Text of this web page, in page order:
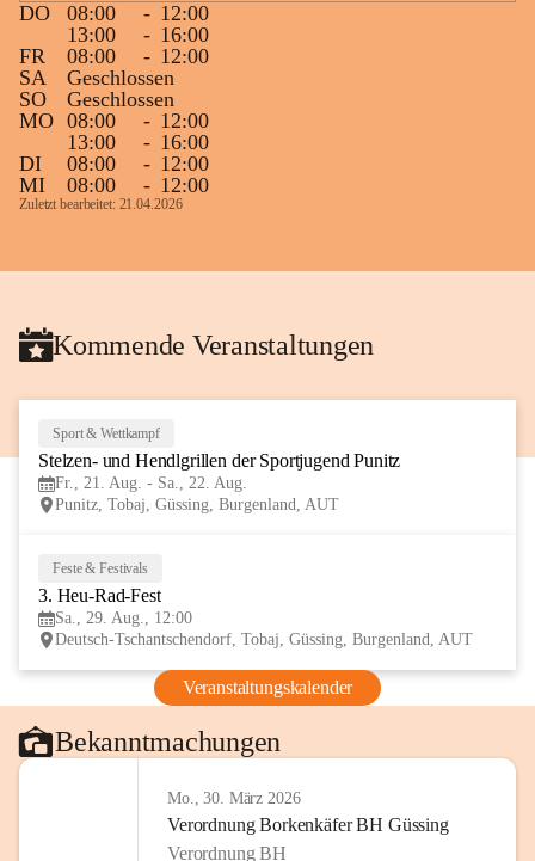
werden können.
Gleichzeitig möchten wir uns bei all Jenen
sehr herzlich bedanken, die bereits viele
tolle Bücher spendiert haben.
DO
08:00 - 12:00
13:00
- 16:00
FR
08:00 - 12:00
SA
Geschlossen
SO
Geschlossen
MO 08:00 - 12:00
13:00
- 16:00
DI
08:00 - 12:00
MI
08:00 - 12:00
Zuletzt bearbeitet: 21.04.2026
Kommende Veranstaltungen
Sport & Wettkampf
Stelzen- und Hendlgrillen der Sportjugend Punitz
Fr., 21. Aug. - Sa., 22. Aug.
Punitz, Tobaj, Güssing, Burgenland, AUT
Feste & Festivals
3. Heu-Rad-Fest
Sa., 29. Aug., 12:00
Deutsch-Tschantschendorf, Tobaj, Güssing, Burgenland, AUT
Veranstaltungskalender
Bekanntmachungen
Mo., 30. März 2026
Verordnung Borkenkäfer BH Güssing
Verordnung BH